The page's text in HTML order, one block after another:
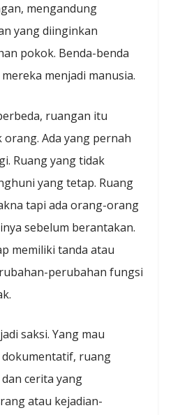
mengandung
yang diinginkan
pokok. Benda-benda
menjadi manusia.
ruangan itu
Ada yang pernah
Ruang yang tidak
yang tetap. Ruang
tapi ada orang-orang
sebelum berantakan.
memiliki tanda atau
perubahan fungsi
saksi. Yang mau
ruang
cerita yang
atau kejadian-